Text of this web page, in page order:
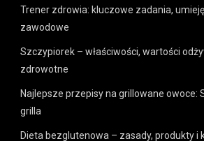
Trener zdrowia: kluczowe zadania,
zawodowe
Szczypiorek – właściwości, wartości
zdrowotne
Najlepsze przepisy na grillowane owoce:
grilla
Dieta bezglutenowa – zasady, produkty i